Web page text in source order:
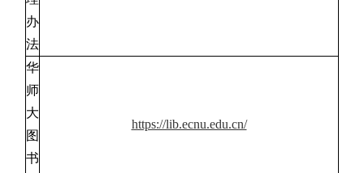
办
法
华
师
大
图
书
https://lib.ecnu.edu.cn/